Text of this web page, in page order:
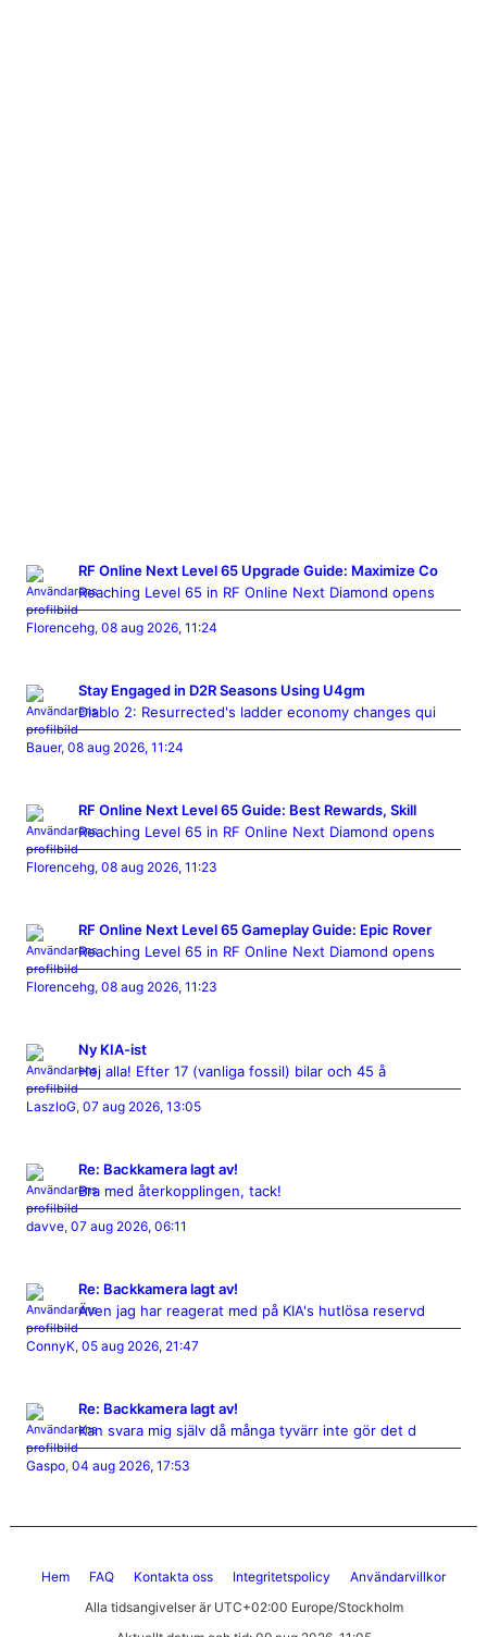
RF Online Next Level 65 Upgrade Guide: Maximize Co
Reaching Level 65 in RF Online Next Diamond opens
Florencehg, 08 aug 2026, 11:24
Stay Engaged in D2R Seasons Using U4gm
Diablo 2: Resurrected's ladder economy changes qui
Bauer, 08 aug 2026, 11:24
RF Online Next Level 65 Guide: Best Rewards, Skill
Reaching Level 65 in RF Online Next Diamond opens
Florencehg, 08 aug 2026, 11:23
RF Online Next Level 65 Gameplay Guide: Epic Rover
Reaching Level 65 in RF Online Next Diamond opens
Florencehg, 08 aug 2026, 11:23
Ny KIA-ist
Hej alla! Efter 17 (vanliga fossil) bilar och 45 å
LaszloG, 07 aug 2026, 13:05
Re: Backkamera lagt av!
Bra med återkopplingen, tack!
davve, 07 aug 2026, 06:11
Re: Backkamera lagt av!
Även jag har reagerat med på KIA's hutlösa reservd
ConnyK, 05 aug 2026, 21:47
Re: Backkamera lagt av!
Kan svara mig själv då många tyvärr inte gör det d
Gaspo, 04 aug 2026, 17:53
Hem FAQ Kontakta oss Integritetspolicy
Användarvillkor
Alla tidsangivelser är UTC+02:00 Europe/Stockholm